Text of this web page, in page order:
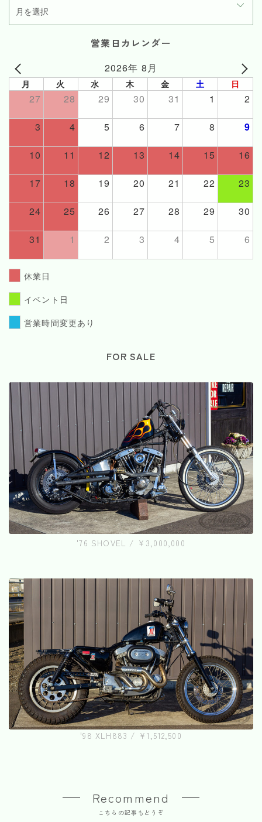
営業日カレンダー
2026年 8月
月 火 水 木 金 土 日
27 28 29 30 31 1 2
3 4 5 6 7 8 9
10 11 12 13 14 15 16
17 18 19 20 21 22 23
24 25 26 27 28 29 30
31 1 2 3 4 5 6
休業日
イベント日
営業時間変更あり
FOR SALE
'76 SHOVEL / ¥3,000,000
'98 XLH883 / ¥1,512,500
Recommend
こちらの記事もどうぞ